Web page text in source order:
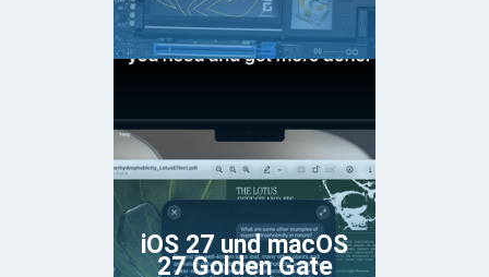
iOS 27 und macOS
27 Golden Gate